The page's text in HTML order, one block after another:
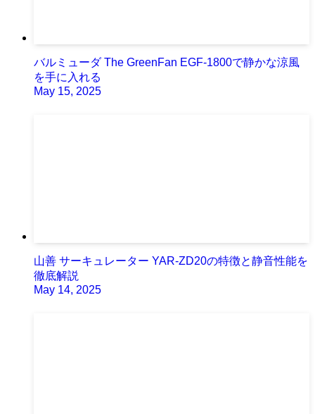
バルミューダ The GreenFan EGF-1800で静かな涼風
を手に入れる
May 15, 2025
山善 サーキュレーター YAR-ZD20の特徴と静音性能を
徹底解説
May 14, 2025